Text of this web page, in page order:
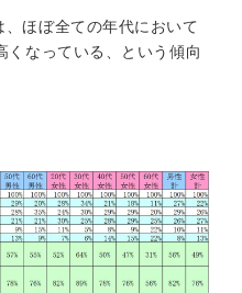
ほぼ全ての年代において
くなっている、という傾向